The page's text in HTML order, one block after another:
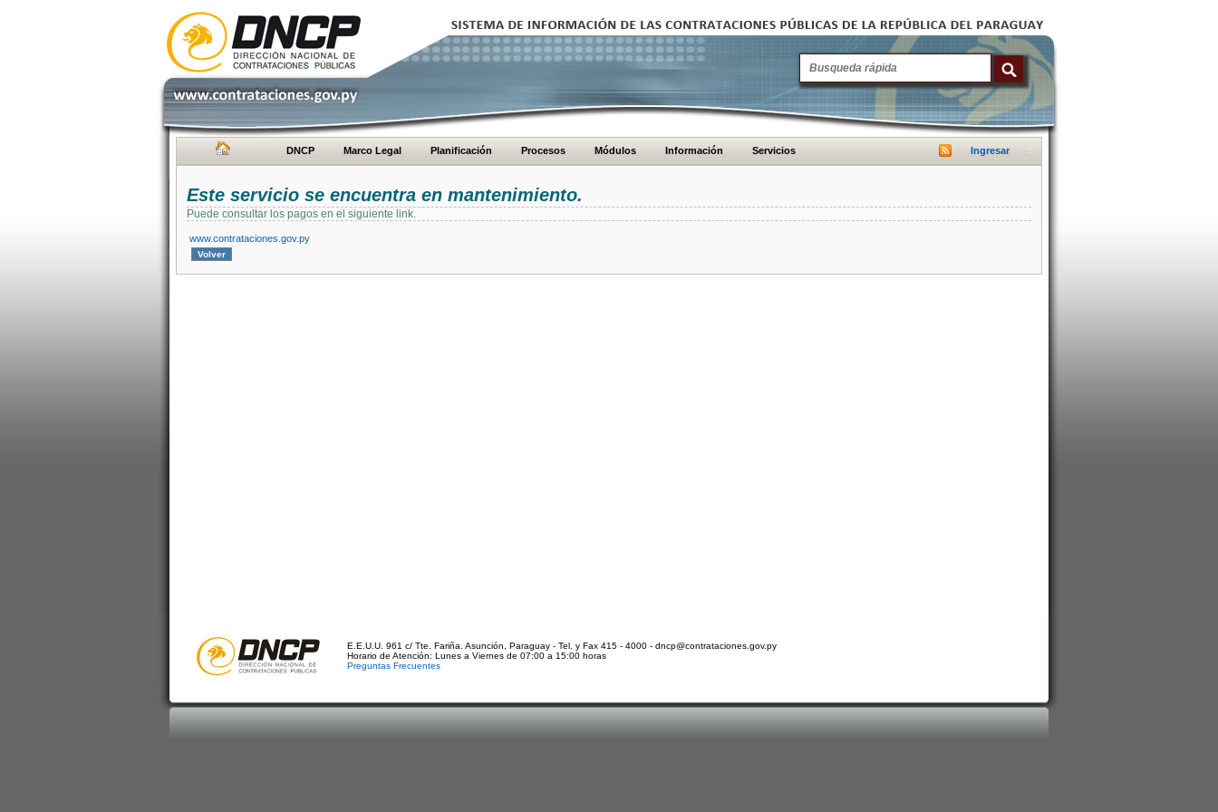
DNCP Marco Legal Planificación Procesos Módulos Información Servicios Ingresar
Este servicio se encuentra en mantenimiento.
Puede consultar los pagos en el siguiente link.
www.contrataciones.gov.py
E.E.U.U. 961 c/ Tte. Fariña. Asunción, Paraguay - Tel. y Fax 415 - 4000 - dncp@contrataciones.gov.py
Horario de Atención: Lunes a Viernes de 07:00 a 15:00 horas
Preguntas Frecuentes